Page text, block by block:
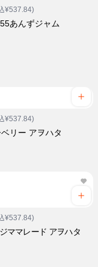
¥537.84)
あんずジャム
¥537.84)
リー アヲハタ
¥537.84)
ママレード アヲハタ